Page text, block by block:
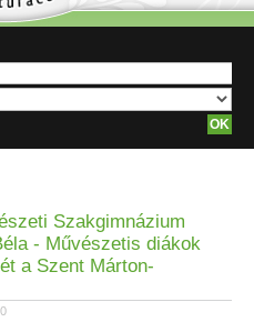
Szakgimnázium
- Művészetis diákok
a Szent Márton-